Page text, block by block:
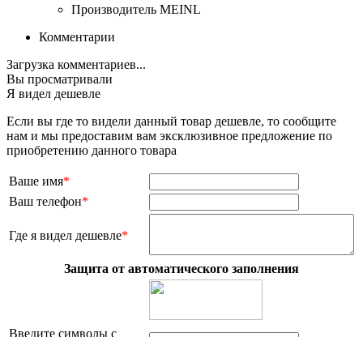
Производитель MEINL
Комментарии
Загрузка комментариев...
Вы просматривали
Я видел дешевле
Если вы где то видели данный товар дешевле, то сообщите
нам и мы предоставим вам эксклюзивное предложение по
приобретению данного товара
Ваше имя*
Ваш телефон*
Где я видел дешевле*
Защита от автоматического заполнения
Введите символы с